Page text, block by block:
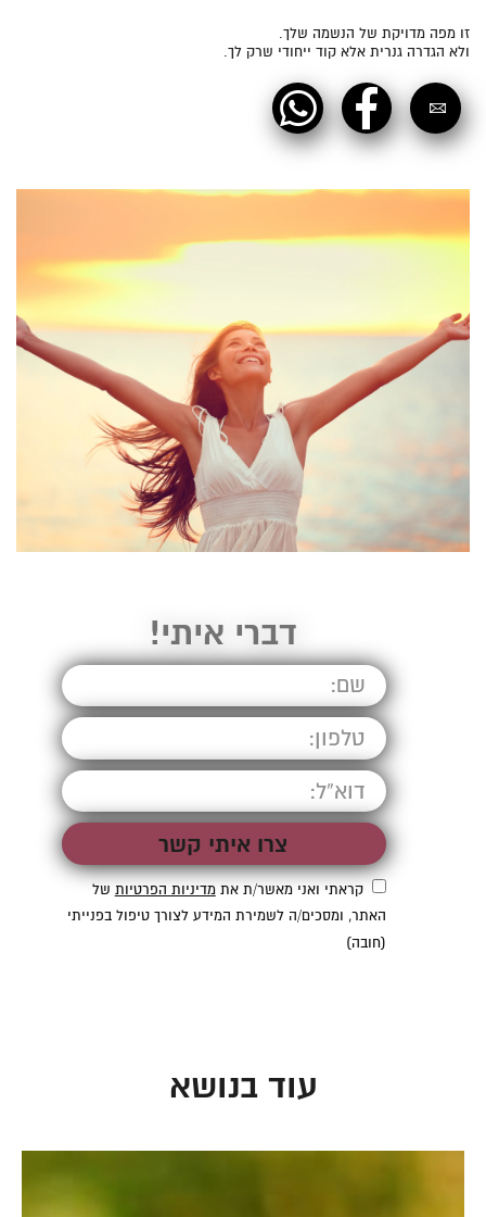
זו מפה מדויקת של הנשמה שלך.
ולא הגדרה גנרית אלא קוד ייחודי שרק לך.
דברי איתי!
קראתי ואני מאשר/ת אתמדיניות הפרטיות של
האתר, ומסכים/ה לשמירת המידע לצורך טיפול בפנייתי
(חובה)
עוד בנושא